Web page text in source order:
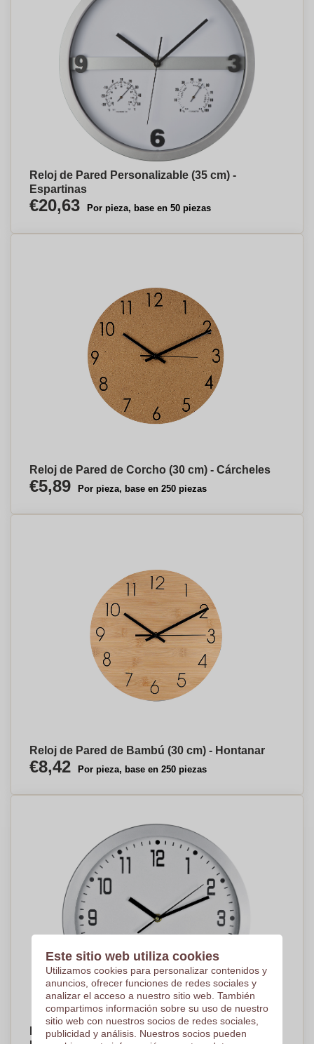
Reloj de Pared Personalizable (35 cm) -
Espartinas
€20,63 Por pieza, base en 50 piezas
Reloj de Pared de Corcho (30 cm) - Cárcheles
€5,89 Por pieza, base en 250 piezas
Reloj de Pared de Bambú (30 cm) - Hontanar
€8,42 Por pieza, base en 250 piezas
Reloj de Pared Personalizable (30 cm) -
Este sitio web utiliza cookies
Utilizamos cookies para personalizar contenidos y
anuncios, ofrecer funciones de redes sociales y
analizar el acceso a nuestro sitio web. También
compartimos información sobre su uso de nuestro
sitio web con nuestros socios de redes sociales,
publicidad y análisis. Nuestros socios pueden